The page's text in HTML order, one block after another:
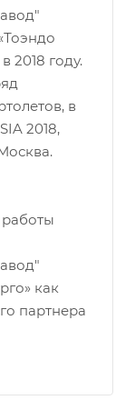
2018 году.
в
2018,
как
партнера